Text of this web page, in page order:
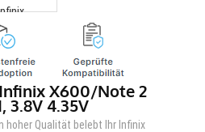
X600/Note 2
3.8V 4.35V
hoher Qualität belebt Ihr Infinix